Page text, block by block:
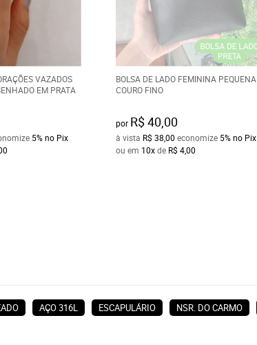
VAZADOS
EM PRATA
5%no Pix
BOLSA DE LADO FEMININA PEQUENA
COURO FINO
por R$ 40,00
à vista R$ 38,00 economize 5% no Pix
ou em 10xde R$ 4,00
AÇO 316L ESCAPULÁRIO NSR. DO CARMO